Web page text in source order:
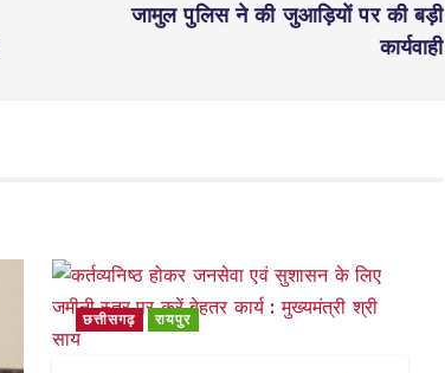
जामुल पुलिस ने की जुआड़ियों पर की बड़ी
कार्यवाही
छत्तीसगढ़ रायपुर